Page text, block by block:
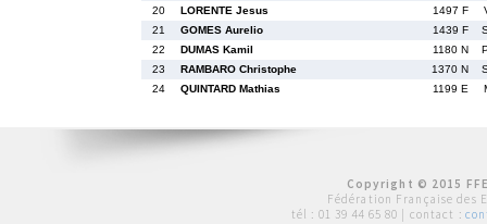
20
LORENTE Jesus 1497 F
21
GOMES Aurelio 1439 F
22
DUMAS Kamil 1180 N
23
RAMBARO Christophe 1370 N
24
QUINTARD Mathias 1199 E
Copyright © 2015
Fédération Française des
tél : 01 39 44 65 80 | contact :